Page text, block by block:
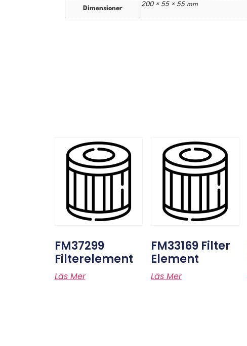
Dimensioner
200 × 55 × 55 mm
FM37299
Filterelement
Läs Mer
FM33169 Filter
Element
Läs Mer